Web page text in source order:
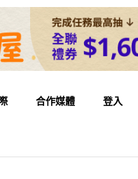
合作媒體 登入